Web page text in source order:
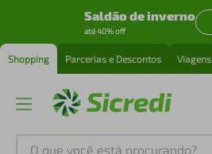
Saldão de inverno
até 40% off
Shopping Parcerias e Descontos Viagens
O que você está procurando?